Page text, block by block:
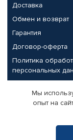
Доставка
Обмен и возврат
Гарантия
Договор-оферта
Политика
персональных
Партнерам
Корпоративным
Поставщикам
Мы
опыт на